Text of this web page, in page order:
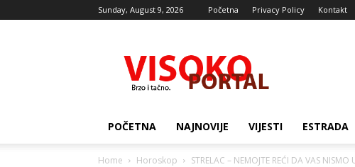
Sunday, August 9, 2026 Početna Privacy Policy Kontakt
portal
POČETNA NAJNOVIJE VIJESTI ESTRADA
Home Horoskop STRELAC – NEMOJTE REĆI DA VAS